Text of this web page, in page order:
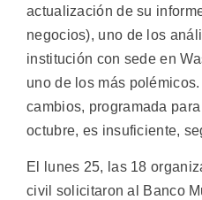
actualización de su
negocios), uno de los
institución con sede en
uno de los más
cambios, programada
octubre, es insuficiente,
El lunes 25, las 18
civil solicitaron al Banco